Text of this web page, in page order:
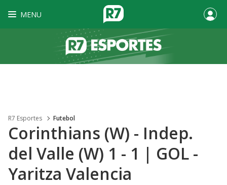
MENU
R7 Esportes Futebol
Corinthians (W) - Indep.
del Valle (W) 1 - 1 | GOL -
Yaritza Valencia